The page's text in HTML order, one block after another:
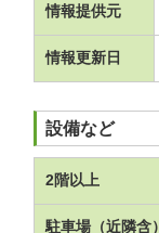
情報提供元
情報更新日
設備など
2階以上
駐車場（近隣含）